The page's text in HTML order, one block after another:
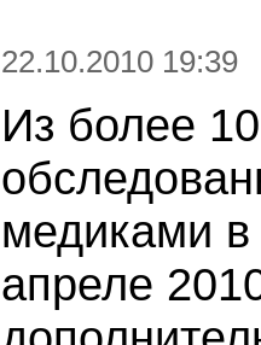
22.10.2010 19:39
Из более
медиками в
апреле